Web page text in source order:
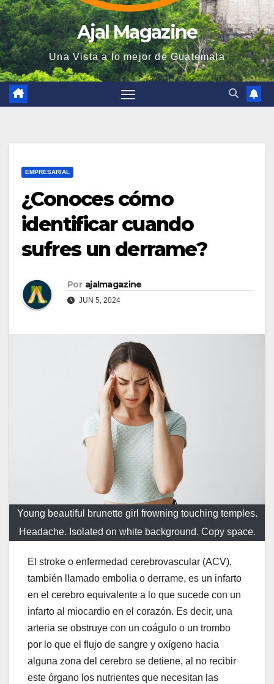
Ajal Magazine
Una Vista a lo mejor de Guatemala
EMPRESARIAL
¿Conoces cómo
identificar cuando
sufres un derrame?
Por ajalmagazine
JUN 5, 2024
Young beautiful brunette girl frowning touching temples.
Headache. Isolated on white background. Copy space.
El stroke o enfermedad cerebrovascular (ACV),
también llamado embolia o derrame, es un infarto
en el cerebro equivalente a lo que sucede con un
infarto al miocardio en el corazón. Es decir, una
arteria se obstruye con un coágulo o un trombo
por lo que el flujo de sangre y oxígeno hacia
alguna zona del cerebro se detiene, al no recibir
este órgano los nutrientes que necesitan las